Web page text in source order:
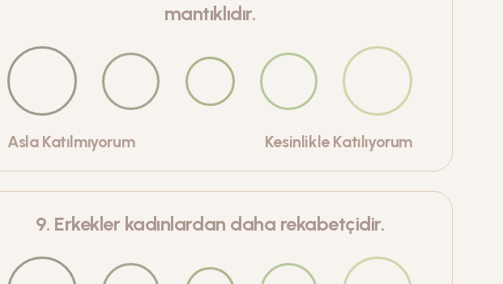
mantıklıdır.
Asla Katılmıyorum Kesinlikle Katılıyorum
9. Erkekler kadınlardan daha rekabetçidir.